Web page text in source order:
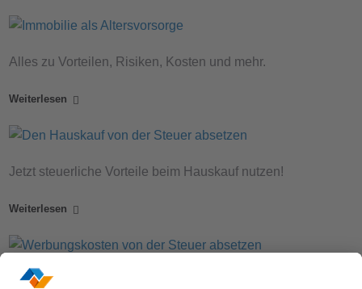
Alles zu Vorteilen, Risiken, Kosten und mehr.
Weiterlesen
Jetzt steuerliche Vorteile beim Hauskauf nutzen!
Weiterlesen
Von Reparaturen über Zinsen bis hin zu Fahrtkosten.